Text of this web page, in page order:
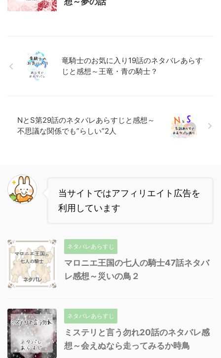
竜騎士のお気に入り19話のネタバレあらす
じと感想～王竜・青の騎士？
NとS第29話のネタバレあらすじと感想～
不思議な関係でも”らしい”2人
当サイトではアフィリエイト広告を
利用しています
ネタバレあらすじ
マロニエ王国の七人の騎士47話ネタバ
レ感想～災いの鳥２
ネタバレあらすじ
ミステリと言う勿れ20話のネタバレ感
想～会えぬなら走ってみるか時鳥